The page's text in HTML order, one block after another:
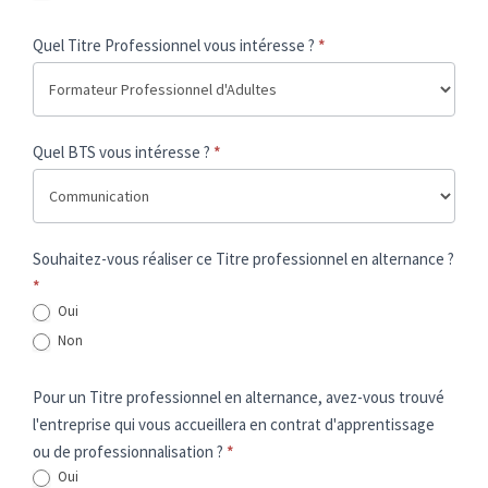
Quel Titre Professionnel vous intéresse ? *
Quel BTS vous intéresse ? *
Souhaitez-vous réaliser ce Titre professionnel en alternance ?
*
Oui
Non
Pour un Titre professionnel en alternance, avez-vous trouvé
l'entreprise qui vous accueillera en contrat d'apprentissage
ou de professionnalisation ? *
Oui